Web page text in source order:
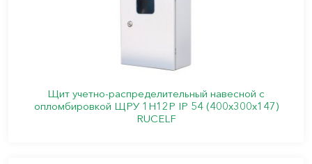
Щит учетно-распределительный навесной с
опломбировкой ЩРУ 1Н12Р IP 54 (400х300х147)
RUCELF